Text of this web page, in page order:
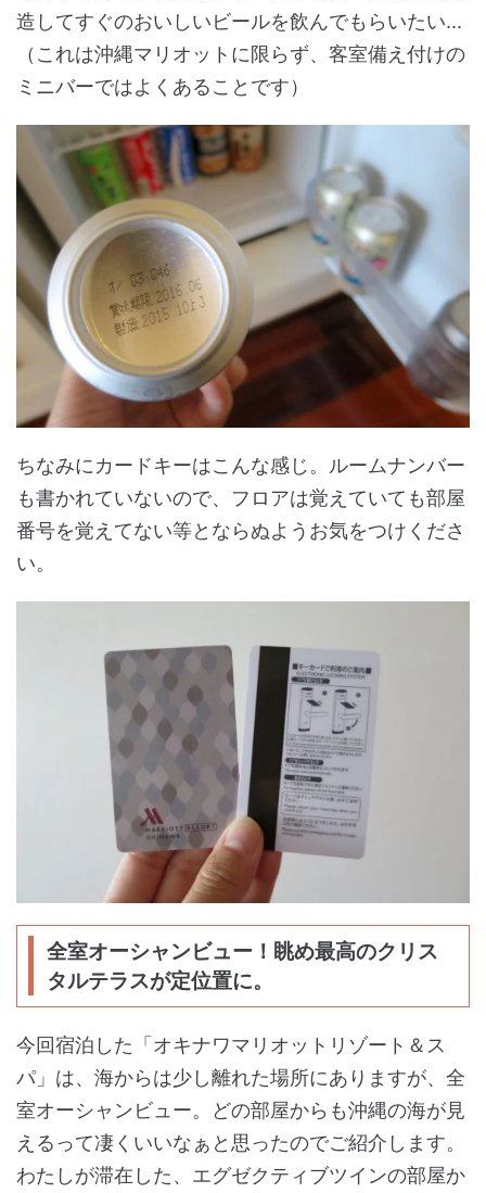
造してすぐのおいしいビールを飲んでもらいたい...
（これは沖縄マリオットに限らず、客室備え付けの
ミニバーではよくあることです）
ちなみにカードキーはこんな感じ。ルームナンバー
も書かれていないので、フロアは覚えていても部屋
番号を覚えてない等とならぬようお気をつけくださ
い。
全室オーシャンビュー！眺め最高のクリス
タルテラスが定位置に。
今回宿泊した「オキナワマリオットリゾート＆ス
パ」は、海からは少し離れた場所にありますが、全
室オーシャンビュー。どの部屋からも沖縄の海が見
えるって凄くいいなぁと思ったのでご紹介します。
わたしが滞在した、エグゼクティブツインの部屋か